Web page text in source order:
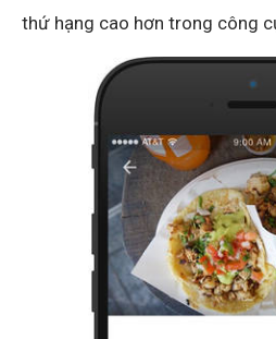
thứ hạng cao hơn trong công